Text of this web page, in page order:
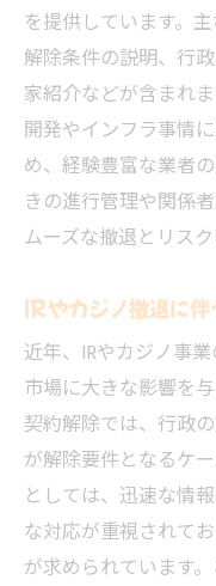
を提供しています。
解除条件の説明、行
家紹介などが含まれ
開発やインフラ事情
め、経験豊富な業者
きの進行管理や関係
ムーズな撤退とリス
IRやカジノ撤退に
近年、IRやカジノ事
市場に大きな影響を
契約解除では、行政
が解除要件となるケ
としては、迅速な情
な対応が重視されて
が求められています